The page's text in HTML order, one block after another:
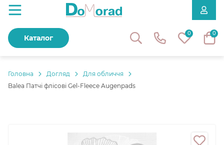
0 0
Каталог
Головнa Догляд
Для обличчя
Balea Патчі флісові Gel-Fleece Augenpads